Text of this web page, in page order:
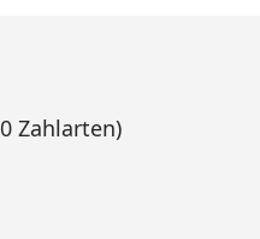
Zahlarten)